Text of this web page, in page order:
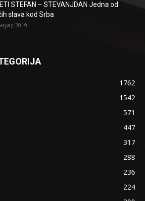
STEFAN – STEVANJDAN Jedna od
slava kod Srba
2019.
1762
1542
571
447
317
288
236
224